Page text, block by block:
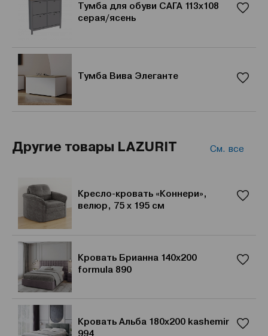
Тумба для обуви САГА 113х108
серая/ясень
Тумба Вива Элеганте
Другие товары LAZURIT См. все
Кресло-кровать «Коннери»,
велюр, 75 х 195 см
Кровать Брианна 140x200
formula 890
Кровать Альба 180x200 kashemir
994